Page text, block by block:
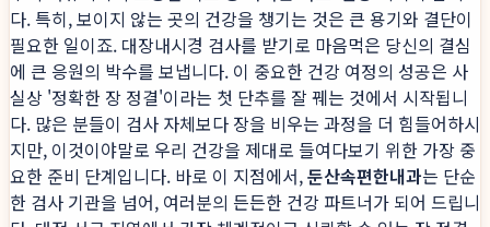
다. 특히, 보이지 않는 곳의 건강을 챙기는 것은 큰 용기와 결단이
필요한 일이죠. 대장내시경 검사를 받기로 마음먹은 당신의 결심
에 큰 응원의 박수를 보냅니다. 이 중요한 건강 여정의 성공은 사
실상 '정확한 장 정결'이라는 첫 단추를 잘 꿰는 것에서 시작됩니
다. 많은 분들이 검사 자체보다 장을 비우는 과정을 더 힘들어하시
지만, 이것이야말로 우리 건강을 제대로 들여다보기 위한 가장 중
요한 준비 단계입니다. 바로 이 지점에서,둔산속편한내과는 단순
한 검사 기관을 넘어, 여러분의 든든한 건강 파트너가 되어 드립니